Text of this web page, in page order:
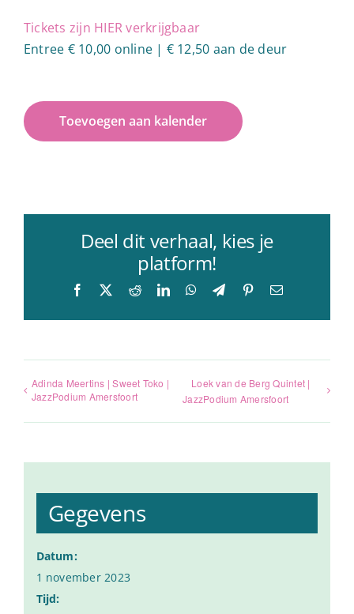
Tickets zijn HIER verkrijgbaar
Entree € 10,00 online | € 12,50 aan de deur
Toevoegen aan kalender
Deel dit verhaal, kies je
platform!
Facebook RedditLinkedInWhatsApp
TelegramPinterest
E-
Adinda Meertins | Sweet Toko |
JazzPodium Amersfoort
Loek van de Berg Quintet |
JazzPodium Amersfoort
Gegevens
Datum:
1 november 2023
Tijd: